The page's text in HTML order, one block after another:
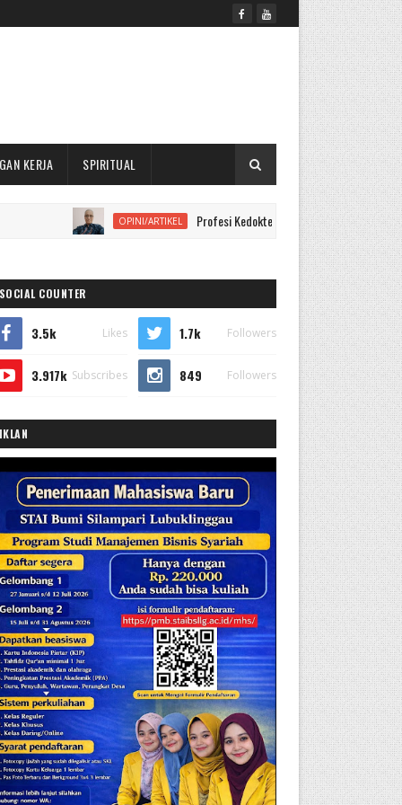
KERJA SPIRITUAL
OPINI/ARTIKEL Profesi Kedokteran Perlu Mempelajari Kontruksi Hukum
COUNTER
3.5k Likes 1.7k Followers
3.917k Subscribes 849 Followers